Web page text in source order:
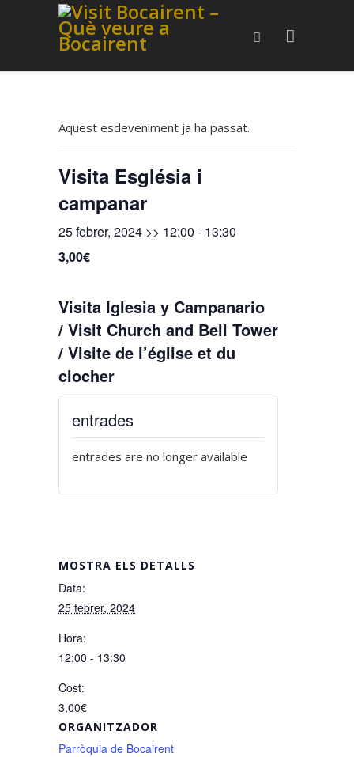
Aquest esdeveniment ja ha passat.
Visita Església i
campanar
25 febrer, 2024 >> 12:00 - 13:30
3,00€
Visita Iglesia y Campanario
/ Visit Church and Bell Tower
/ Visite de l’église et du
clocher
MOSTRA ELS DETALLS
Data:
25 febrer, 2024
Hora:
12:00 - 13:30
Cost:
3,00€
ORGANITZADOR
Parròquia de Bocairent
entrades
entrades are no longer available